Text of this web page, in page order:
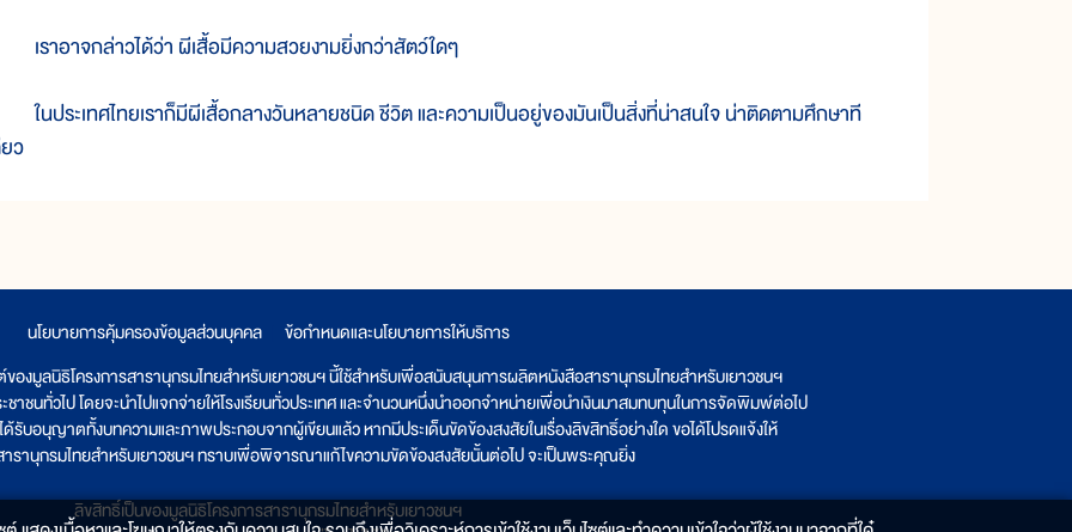
เราอาจกล่าวได้ว่า ผีเสื้อมีความสวยงามยิ่งกว่าสัตว์ใดๆ
ในประเทศไทยเราก็มีผีเสื้อกลางวันหลายชนิด ชีวิต และความเป็นอยู่ของมันเป็นสิ่งที่น่าสนใจ น่าติดตามศึกษาที
ว
นโยบายการคุ้มครองข้อมูลส่วนบุคคล
ข้อกำหนดและนโยบายการให้บริการ
องมูลนิธิโครงการสารานุกรมไทยสำหรับเยาวชนฯ นี้ใช้สำหรับเพื่อสนับสนุนการผลิตหนังสือสารานุกรมไทยสำหรับเยาวชนฯ
ชาชนทั่วไป โดยจะนำไปแจกจ่ายให้โรงเรียนทั่วประเทศ และจำนวนหนึ่งนำออกจำหน่ายเพื่อนำเงินมาสมทบทุนในการจัดพิมพ์ต่อไป
รับอนุญาตทั้งบทความและภาพประกอบจากผู้เขียนแล้ว หากมีประเด็นขัดข้องสงสัยในเรื่องลิขสิทธิ์อย่างใด ขอได้โปรดแจ้งให้
รานุกรมไทยสำหรับเยาวชนฯ ทราบเพื่อพิจารณาแก้ไขความขัดข้องสงสัยนั้นต่อไป จะเป็นพระคุณยิ่ง
ลิขสิทธิ์เป็นของมูลนิธิโครงการสารานุกรมไทยสำหรับเยาวชนฯ